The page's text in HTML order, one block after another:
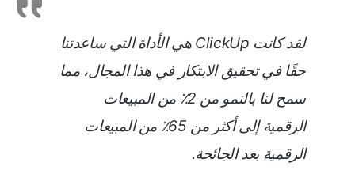
لقد كانت ClickUp هي الأداة التي ساعدتنا
حقًا في تحقيق الابتكار في هذا المجال، مما
سمح لنا بالنمو من 2٪ من المبيعات
الرقمية إلى أكثر من 65٪ من المبيعات
الرقمية بعد الجائحة.